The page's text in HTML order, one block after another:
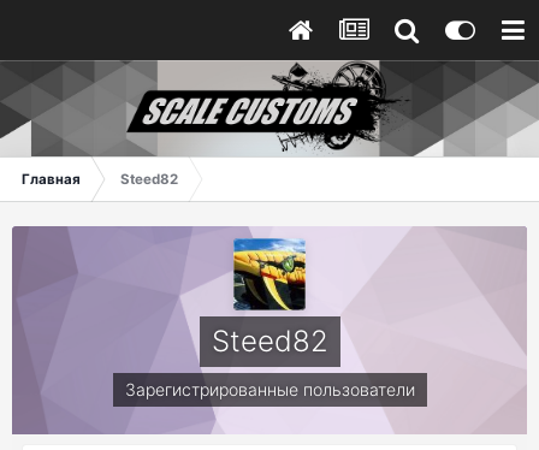
Главная Steed82
Steed82
Зарегистрированные пользователи